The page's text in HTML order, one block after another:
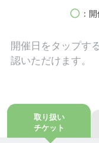
「あやや」は、
所でありたいと思
ひとつのお家の中
それぞれの“好き”
■7/25開催！くる
https://
circle ：
開催日を タップす
認いただけます。
取り扱い
チケット